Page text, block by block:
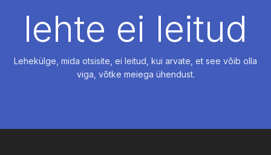
lehte ei leitud
Lehekülge, mida otsisite, ei leitud, kui arvate, et see võib olla
viga, võtke meiega ühendust.